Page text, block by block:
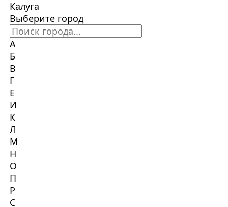
Калуга
Выберите город
А
Б
В
Г
Е
И
К
Л
М
Н
О
П
Р
С